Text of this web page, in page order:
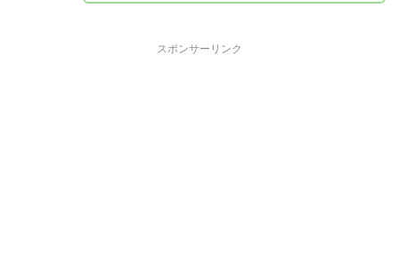
スポンサーリンク